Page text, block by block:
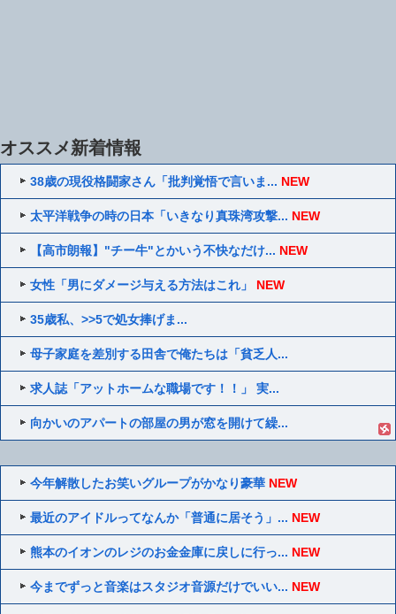
オススメ新着情報
38歳の現役格闘家さん「批判覚悟で言いま... NEW
太平洋戦争の時の日本「いきなり真珠湾攻撃... NEW
【高市朗報】"チー牛"とかいう不快なだけ... NEW
女性「男にダメージ与える方法はこれ」 NEW
35歳私、>>5で処女捧げま...
母子家庭を差別する田舎で俺たちは「貧乏人...
求人誌「アットホームな職場です！！」 実...
向かいのアパートの部屋の男が窓を開けて繰...
今年解散したお笑いグループがかなり豪華 NEW
最近のアイドルってなんか「普通に居そう」... NEW
熊本のイオンのレジのお金金庫に戻しに行っ... NEW
今までずっと音楽はスタジオ音源だけでいい... NEW